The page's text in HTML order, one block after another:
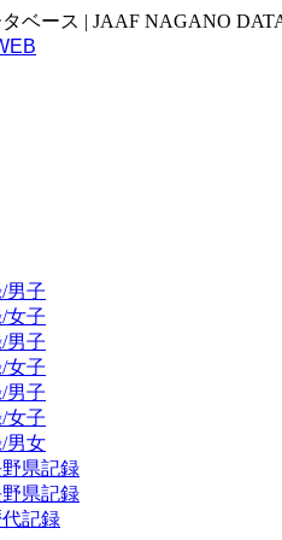
ベース | JAAF NAGANO
男子
女子
男子
女子
男子
女子
男女
県記録
県記録
記録